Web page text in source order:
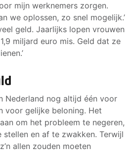
mijn werknemers zorgen.
we oplossen, zo snel mogelijk.’
geld. Jaarlijks lopen vrouwen
miljard euro mis. Geld dat ze
Nederland nog altijd één voor
voor gelijke beloning. Het
om het probleem te negeren,
en af te zwakken. Terwijl
allen zouden moeten